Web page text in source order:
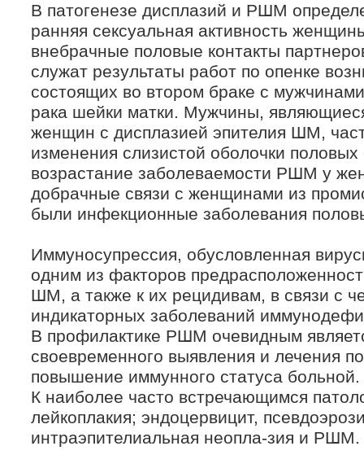
В патогенезе дисплазий и РШМ
ранняя сексуальная активность
внебрачные половые контакты
служат результаты работ по опенке
состоящих во втором браке с
рака шейки матки. Мужчины,
женщин с дисплазией эпителия ШМ,
изменения слизистой оболочки
возрастание заболеваемости РШМ у
добрачные связи с женщинами из
были инфекционные заболевания
Иммуносупрессия, обусловленная
одним из факторов
ШМ, а также к их рецидивам, в связи с
индикаторных заболеваний
В профилактике РШМ очевидным
своевременного выявления и лечения
повышение иммунного статуса больной.
К наиболее часто встречающимся
лейкоплакия; эндоцервицит,
интраэпителиальная неопла-зия и РШМ.